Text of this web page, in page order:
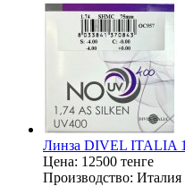
Линза DIVEL ITALIA
Цена: 12500 тенге
Производство: Италия